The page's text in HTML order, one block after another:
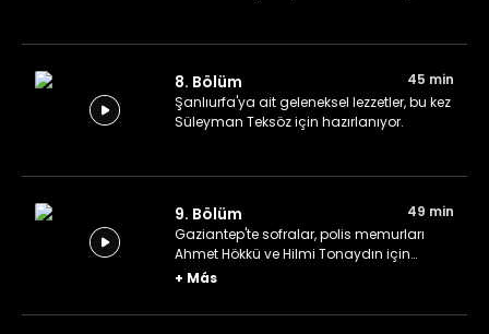
8. Bölüm
45 min
Şanlıurfa'ya ait geleneksel lezzetler, bu kez
Süleyman Teksöz için hazırlanıyor.
9. Bölüm
49 min
Gaziantep'te sofralar, polis memurları
Ahmet Hökkü ve Hilmi Tonaydın için
kuruluyor.
+ Más